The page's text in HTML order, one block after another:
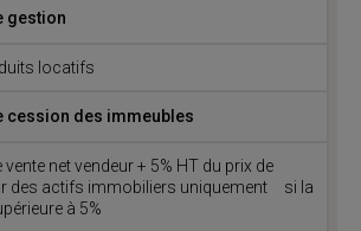
gestion
locatifs
cession des immeubles
vente net vendeur + 5% HT du prix de
des actifs immobiliers uniquement si la
à 5%